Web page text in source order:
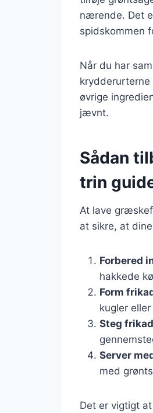
nærende. Det
spidskommen
Når du har
øvrige
jævnt.
Sådan
trin
At lave
at sikre, at
Forbered
hakkede
Form
kugler
Steg
Server
med
Det er vigtigt